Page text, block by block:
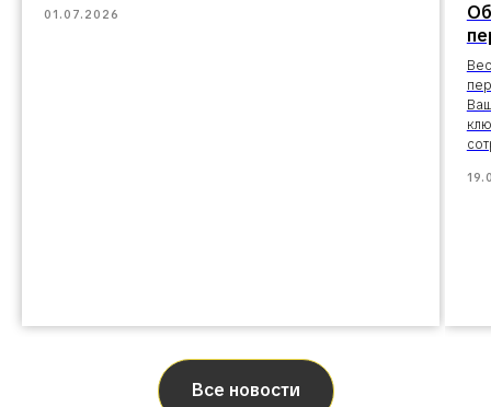
01.07.2026
Все новости